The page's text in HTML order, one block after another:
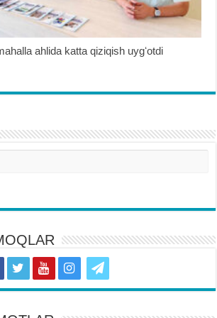
ahlida katta qiziqish uygʻotdi